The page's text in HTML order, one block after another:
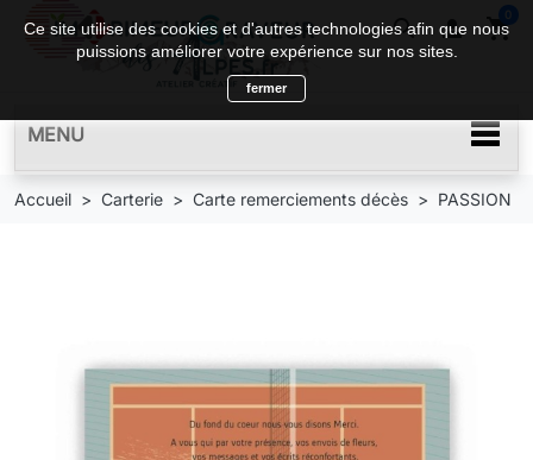
search  shopping_cart
0
MENU
Accueil Carterie Carte remerciements décès PASSION
Ce site utilise des cookies et d'autres technologies afin que nous
puissions améliorer votre expérience sur nos sites.
fermer